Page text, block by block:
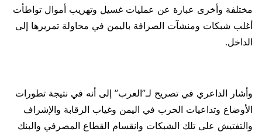
مختلفة وأخرى عبارة عن عمليات غسيل وتهريب أموال تواطأت
أغلب شبكات ومنشآت الصرافة باليمن في محاولة تمريرها إلى
الداخل.
وأشار الداعري في تصريح لـ”العرب” إلى أنه في نتيجة تطورات
الأوضاع وتداعيات الحرب في اليمن وغياب الرقابة والإشراف
والتفتيش على تلك الشبكات وانقسام القطاع المصرفي والبنك